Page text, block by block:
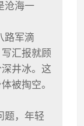
沧海一
路军滴
汇报就顾
井冰。这
被掏空。
题，年轻